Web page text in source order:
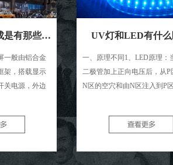
LED显示屏的组成是有那些（硬件和软件）
合金
显示
外边
UV灯和LED有什么区别
一、原理不同1、LED原理：当给发光
二极管加上正向电压后，从P区注入到
N区的空穴和由N区注入到P区的 ...